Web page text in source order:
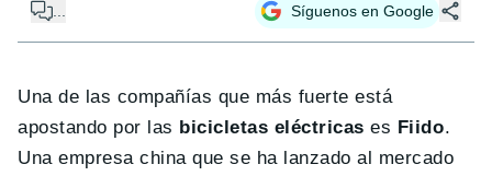
Síguenos en Google
Una de las compañías que más fuerte está
apostando por las bicicletas eléctricas es Fiido.
Una empresa china que se ha lanzado al mercado